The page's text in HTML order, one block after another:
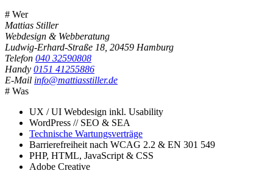
# Wer
Mattias Stiller
Webdesign & Webberatung
Ludwig-Erhard-Straße 18, 20459 Hamburg
Telefon 040 32590808
Handy 0151 41255886
E-Mail info@mattiasstiller.de
# Was
UX / UI Webdesign inkl. Usability
WordPress // SEO & SEA
Technische Wartungsverträge
Barrierefreiheit nach WCAG 2.2 & EN 301 549
PHP, HTML, JavaScript & CSS
Adobe Creative